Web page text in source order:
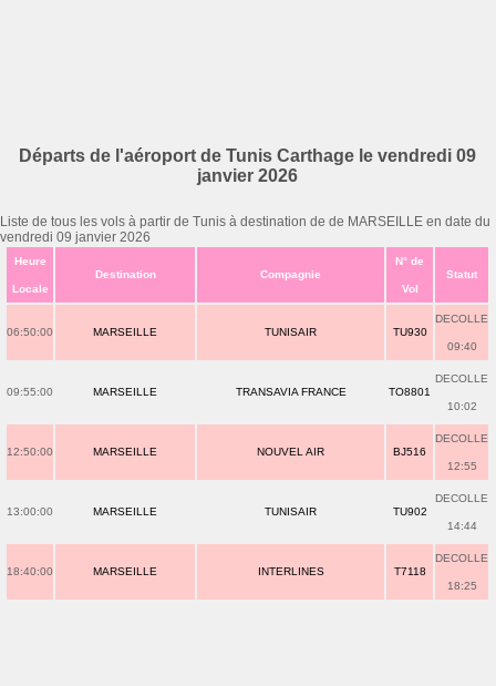
Départs de l'aéroport de Tunis Carthage le vendredi 09
janvier 2026
Liste de tous les vols à partir de Tunis à destination de de MARSEILLE en date du
vendredi 09 janvier 2026
Heure
Locale
Destination Compagnie
N° de
Vol
Statut
06:50:00 MARSEILLE TUNISAIR TU930
DECOLLE
09:40
09:55:00 MARSEILLE TRANSAVIA FRANCE TO8801
DECOLLE
10:02
12:50:00 MARSEILLE NOUVEL AIR BJ516
DECOLLE
12:55
13:00:00 MARSEILLE TUNISAIR TU902
DECOLLE
14:44
18:40:00 MARSEILLE INTERLINES T7118
DECOLLE
18:25